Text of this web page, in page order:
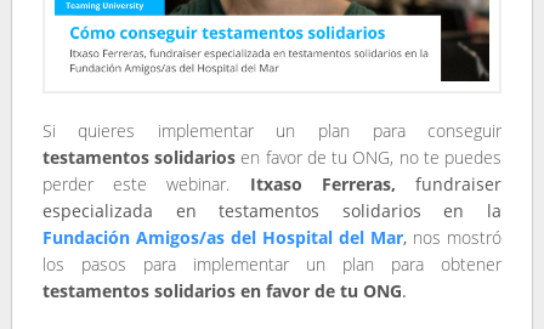
Si quieres implementar un plan para conseguir
testamentos solidarios en favor de tu ONG, no te puedes
perder este webinar. Itxaso Ferreras, fundraiser
especializada en testamentos solidarios en la
Fundación Amigos/as del Hospital del Mar, nos mostró
los pasos para implementar un plan para obtener
testamentos solidarios en favor de tu ONG.